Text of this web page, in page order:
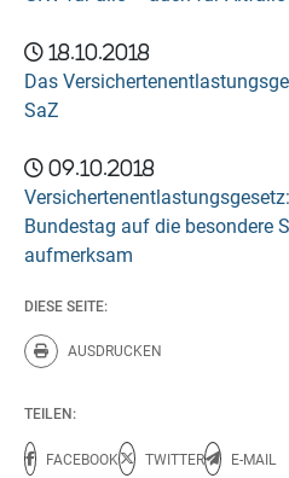
18.10.2018
Das
SaZ
09.10.2018
Bundestag auf die besondere
aufmerksam
DIESE SEITE:
AUSDRUCKEN
Diese Seite drucken.
TEILEN:
FACEBOOK TWITTER E-MAIL